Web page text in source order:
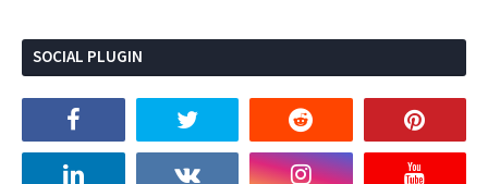
SOCIAL PLUGIN